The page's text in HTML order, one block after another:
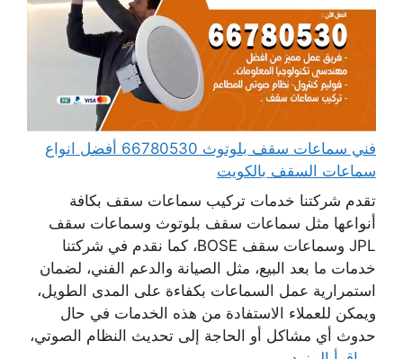
فني سماعات سقف بلوتوث 66780530 أفضل انواع
سماعات السقف بالكويت
تقدم شركتنا خدمات تركيب سماعات سقف بكافة
أنواعها مثل سماعات سقف بلوتوث وسماعات سقف
JPL وسماعات سقف BOSE، كما نقدم في شركتنا
خدمات ما بعد البيع، مثل الصيانة والدعم الفني، لضمان
استمرارية عمل السماعات بكفاءة على المدى الطويل،
ويمكن للعملاء الاستفادة من هذه الخدمات في حال
حدوث أي مشاكل أو الحاجة إلى تحديث النظام الصوتي،